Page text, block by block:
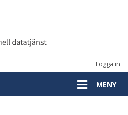
Logga in
MENY